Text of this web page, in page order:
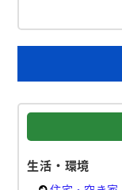
生活・環境